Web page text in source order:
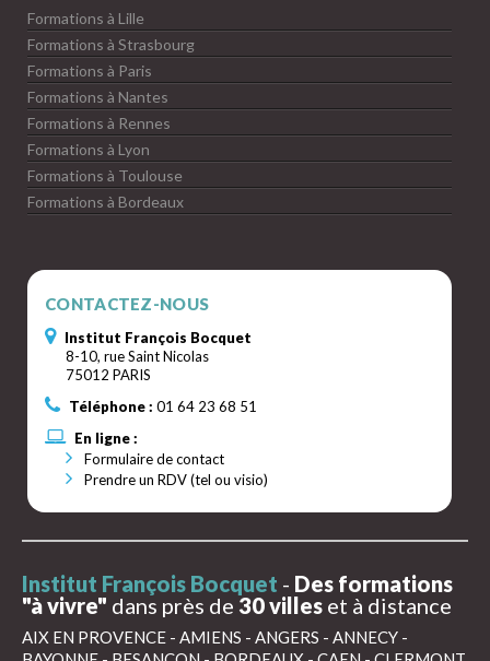
Formations à Lille
Formations à Strasbourg
Formations à Paris
Formations à Nantes
Formations à Rennes
Formations à Lyon
Formations à Toulouse
Formations à Bordeaux
CONTACTEZ-NOUS
Institut François Bocquet
8-10, rue Saint Nicolas
75012 PARIS
Téléphone : 01 64 23 68 51
En ligne :
Formulaire de contact
Prendre un RDV (tel ou visio)
Institut François Bocquet - Des formations
"à vivre" dans près de 30 villes et à distance
AIX EN PROVENCE - AMIENS - ANGERS - ANNECY -